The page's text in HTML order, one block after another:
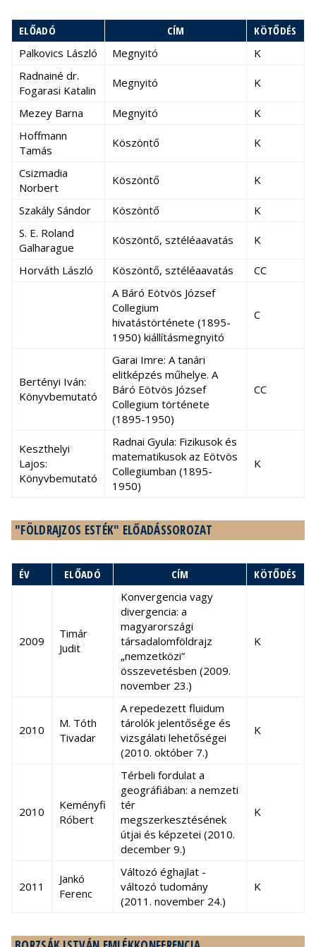
ELŐADÓ CÍM
KÖTŐDÉS
Palkovics László
Megnyitó
K
Radnainé dr.
Fogarasi Katalin
Megnyitó K
Mezey Barna Megnyitó
K
Hoffmann
Tamás
Köszöntő K
Csizmadia
Norbert
Köszöntő K
Szakály Sándor Köszöntő
K
S. E. Roland
Galharague
Köszöntő, sztéléaavatás K
Horváth László Köszöntő, sztéléaavatás
CC
A Báró Eötvös József
Collegium
hivatástörténete (1895-
1950) kiállításmegnyitó
C
Bertényi Iván:
Könyvbemutató
Garai Imre: A tanári
elitképzés műhelye. A
Báró Eötvös József
Collegium története
(1895-1950)
CC
Keszthelyi
Lajos:
Könyvbemutató
Radnai Gyula: Fizikusok és
matematikusok az Eötvös
Collegiumban (1895-
1950)
K
"FÖLDRAJZOS ESTÉK" ELŐADÁSSOROZAT
ÉV ELŐADÓ CÍM KÖTŐDÉS
2009
Timár
Judit
Konvergencia vagy
divergencia: a
magyarországi
társadalomföldrajz
„nemzetközi”
összevetésben (2009.
november 23.)
K
2010
M. Tóth
Tivadar
A repedezett fluidum
tárolók jelentősége és
vizsgálati lehetőségei
(2010. október 7.)
K
2010
Keményfi
Róbert
Térbeli fordulat a
geográfiában: a nemzeti
tér
megszerkesztésének
útjai és képzetei (2010.
december 9.)
K
2011
Jankó
Ferenc
Változó éghajlat -
változó tudomány
(2011. november 24.)
K